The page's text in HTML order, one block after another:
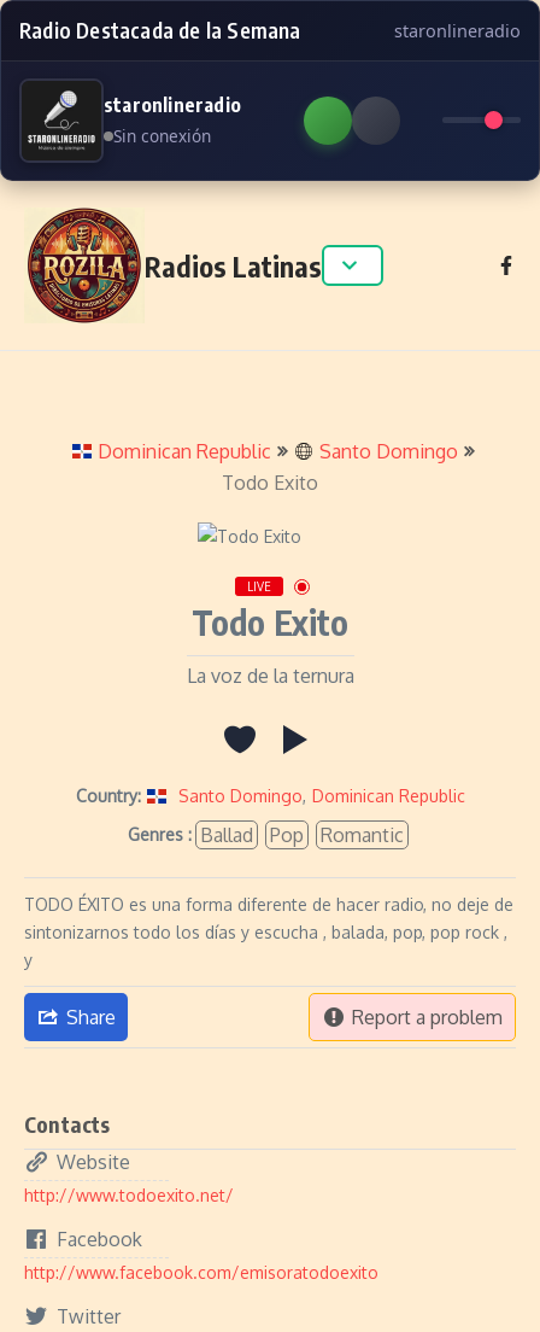
Radio Destacada de la Semana staronlineradio
staronlineradio
Sin conexión
Skip to content
Radios Latinas
Dominican Republic
Santo Domingo
Todo Exito
LIVE
Todo Exito
La voz de la ternura
Country: Santo Domingo, Dominican Republic
Genres : Ballad Pop Romantic
TODO ÉXITO es una forma diferente de hacer radio, no deje de
sintonizarnos todo los días y escucha , balada, pop, pop rock ,
y
Share Report a problem
Contacts
Website
http://www.todoexito.net/
Facebook
http://www.facebook.com/emisoratodoexito
Twitter